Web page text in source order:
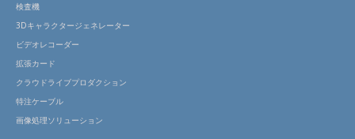
検査機
3Dキャラクタージェネレーター
ビデオレコーダー
拡張カード
クラウドライブプロダクション
特注ケーブル
画像処理ソリューション